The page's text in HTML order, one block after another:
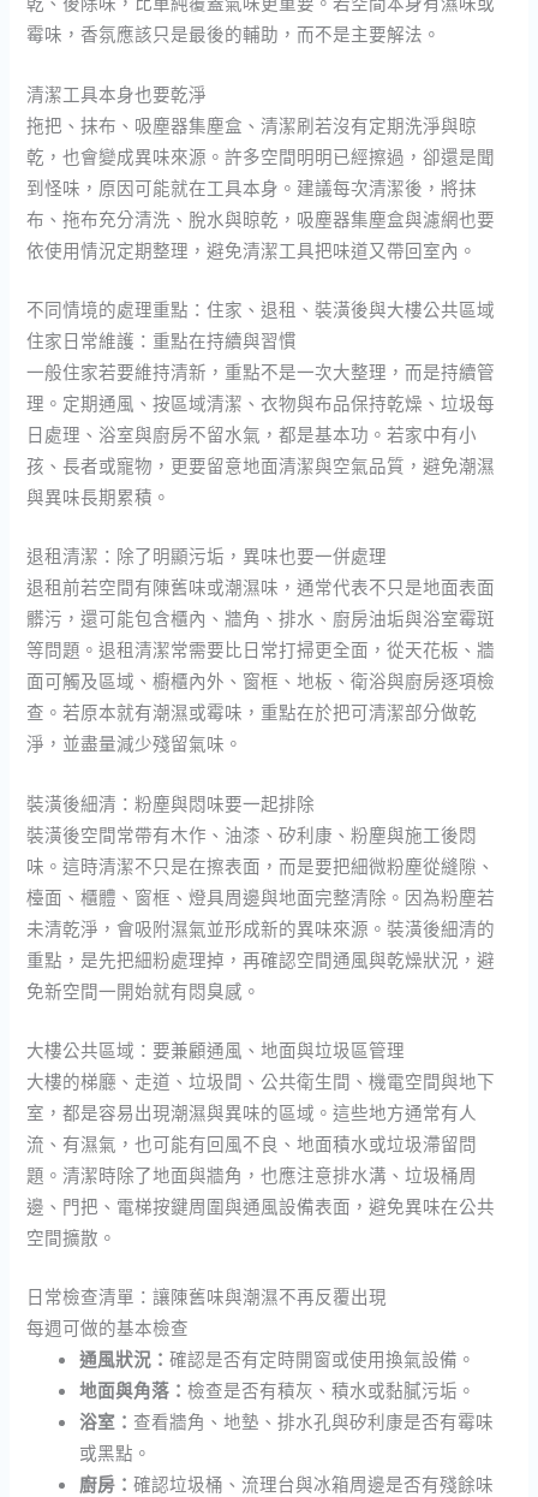
霉味，香氛應該只是最後的輔助，而不是主要解法。
清潔工具本身也要乾淨
拖把、抹布、吸塵器集塵盒、清潔刷若沒有定期洗淨與晾
乾，也會變成異味來源。許多空間明明已經擦過，卻還是聞
到怪味，原因可能就在工具本身。建議每次清潔後，將抹
布、拖布充分清洗、脫水與晾乾，吸塵器集塵盒與濾網也要
依使用情況定期整理，避免清潔工具把味道又帶回室內。
不同情境的處理重點：住家、退租、裝潢後與大樓公共區域
住家日常維護：重點在持續與習慣
一般住家若要維持清新，重點不是一次大整理，而是持續管
理。定期通風、按區域清潔、衣物與布品保持乾燥、垃圾每
日處理、浴室與廚房不留水氣，都是基本功。若家中有小
孩、長者或寵物，更要留意地面清潔與空氣品質，避免潮濕
與異味長期累積。
退租清潔：除了明顯污垢，異味也要一併處理
退租前若空間有陳舊味或潮濕味，通常代表不只是地面表面
髒污，還可能包含櫃內、牆角、排水、廚房油垢與浴室霉斑
等問題。退租清潔常需要比日常打掃更全面，從天花板、牆
面可觸及區域、櫥櫃內外、窗框、地板、衛浴與廚房逐項檢
查。若原本就有潮濕或霉味，重點在於把可清潔部分做乾
淨，並盡量減少殘留氣味。
裝潢後細清：粉塵與悶味要一起排除
裝潢後空間常帶有木作、油漆、矽利康、粉塵與施工後悶
味。這時清潔不只是在擦表面，而是要把細微粉塵從縫隙、
檯面、櫃體、窗框、燈具周邊與地面完整清除。因為粉塵若
未清乾淨，會吸附濕氣並形成新的異味來源。裝潢後細清的
重點，是先把細粉處理掉，再確認空間通風與乾燥狀況，避
免新空間一開始就有悶臭感。
大樓公共區域：要兼顧通風、地面與垃圾區管理
大樓的梯廳、走道、垃圾間、公共衛生間、機電空間與地下
室，都是容易出現潮濕與異味的區域。這些地方通常有人
流、有濕氣，也可能有回風不良、地面積水或垃圾滯留問
題。清潔時除了地面與牆角，也應注意排水溝、垃圾桶周
邊、門把、電梯按鍵周圍與通風設備表面，避免異味在公共
空間擴散。
日常檢查清單：讓陳舊味與潮濕不再反覆出現
每週可做的基本檢查
通風狀況：確認是否有定時開窗或使用換氣設備。
地面與角落：檢查是否有積灰、積水或黏膩污垢。
浴室： 查看牆角、地墊、排水孔與矽利康是否有霉味
或黑點。
廚房：確認垃圾桶、流理台與冰箱周邊是否有殘餘味